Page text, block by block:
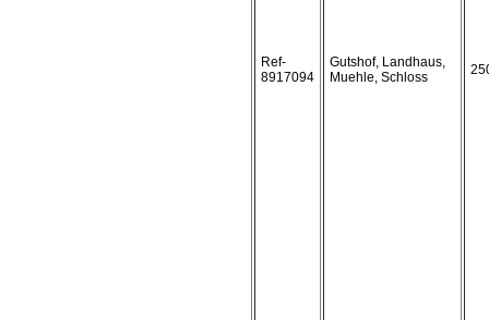
Ref-
8917094
Gutshof, Landhaus,
Muehle, Schloss